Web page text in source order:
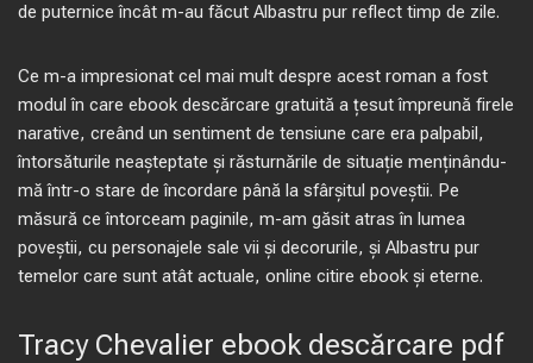
de puternice încât m-au făcut Albastru pur reflect timp de zile.
Ce m-a impresionat cel mai mult despre acest roman a fost
modul în care ebook descărcare gratuită a țesut împreună firele
narative, creând un sentiment de tensiune care era palpabil,
întorsăturile neașteptate și răsturnările de situație menținându-
mă într-o stare de încordare până la sfârșitul poveștii. Pe
măsură ce întorceam paginile, m-am găsit atras în lumea
poveștii, cu personajele sale vii și decorurile, și Albastru pur
temelor care sunt atât actuale, online citire ebook și eterne.
Tracy Chevalier ebook descărcare pdf